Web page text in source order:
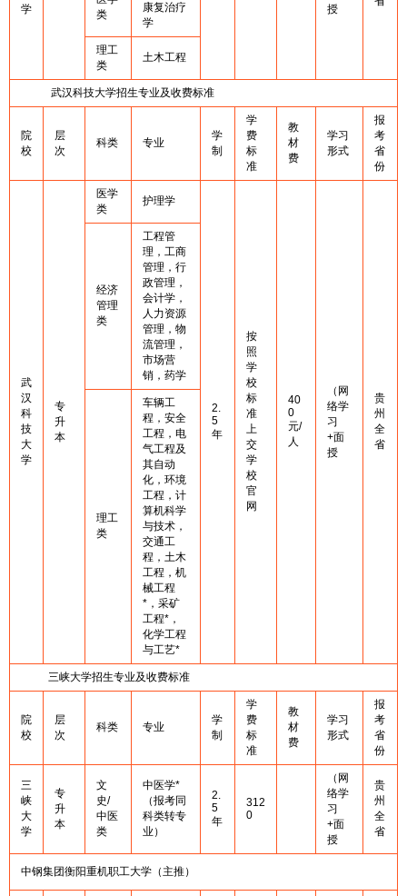
学
授
类
康复治疗
学
理工
类
土木工程
武汉科技大学招生专业及收费标准
院
校
层
次
科类 专业
学
制
学
费
标
准
教
材
费
学习
形式
报
考
省
份
武
汉
科
技
大
学
专
升
本
医学
类
护理学
2.
5
年
按
照
学
校
标
准
上
交
学
校
官
网
40
0
元/
人
（网
络学
习
+面
授
贵
州
全
省
经济
管理
类
工程管
理，工商
管理，行
政管理，
会计学，
人力资源
管理，物
流管理，
市场营
销，药学
理工
类
车辆工
程，安全
工程，电
气工程及
其自动
化，环境
工程，计
算机科学
与技术，
交通工
程，土木
工程，机
械工程
*，采矿
工程*，
化学工程
与工艺*
三峡大学招生专业及收费标准
院
校
层
次
科类 专业
学
制
学
费
标
准
教
材
费
学习
形式
报
考
省
份
三
峡
大
学
专
升
本
文
史/
中医
类
中医学*
（报考同
科类转专
业）
2.
5
年
312
0
（网
络学
习
+面
授
贵
州
全
省
中钢集团衡阳重机职工大学（主推）